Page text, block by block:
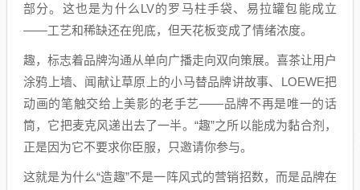
部分。这也是为什么LV的罗马柱手袋、易拉罐包能成立
——工艺和稀缺还在兜底，但天花板变成了情绪浓度。
趣，标志着品牌沟通从单向广播走向双向策展。喜茶让用户
涂鸦上墙、闻献让草原上的小马替品牌讲故事、LOEWE把
动画的笔触交给上美影的老手艺——品牌不再是唯一的话
筒，它把麦克风递出去了一半。“趣”之所以能成为黏合剂，
正是因为它不要求你臣服，只邀请你参与。
这就是为什么“造趣”不是一阵风式的营销招数，而是品牌在